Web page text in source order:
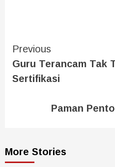
Previous
Guru Terancam Tak
Sertifikasi
Paman
More Stories